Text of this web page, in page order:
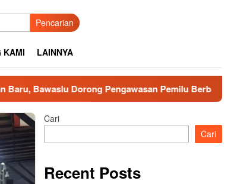
Pencarian
KAMI LAINNYA
Dorong Pengawasan Pemilu Berbasis Masyarakat
Cari
Cari
Recent Posts